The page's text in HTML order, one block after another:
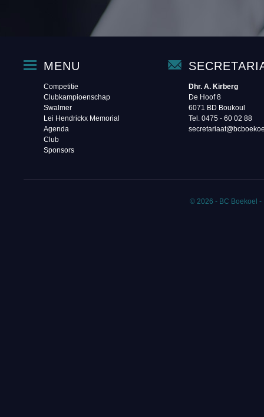
MENU
Competitie
Clubkampioenschap
Swalmer
Lei Hendrickx Memorial
Agenda
Club
Sponsors
Dhr. A. Kirberg
De Hoof 8
6071 BD Boukoul
Tel. 0475 - 60 02 88‬
© 2026 - BC Boekoel